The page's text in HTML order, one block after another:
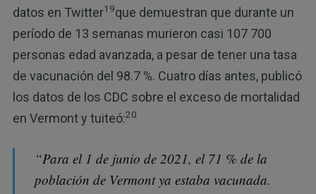
datos en Twitter19que demuestran que durante un
período de 13 semanas murieron casi 107 700
personas edad avanzada, a pesar de tener una tasa
de vacunación del 98.7 %. Cuatro días antes, publicó
los datos de los CDC sobre el exceso de mortalidad
en Vermont y tuiteó:20
“Para el 1 de junio de 2021, el 71 % de la
población de Vermont ya estaba vacunada.